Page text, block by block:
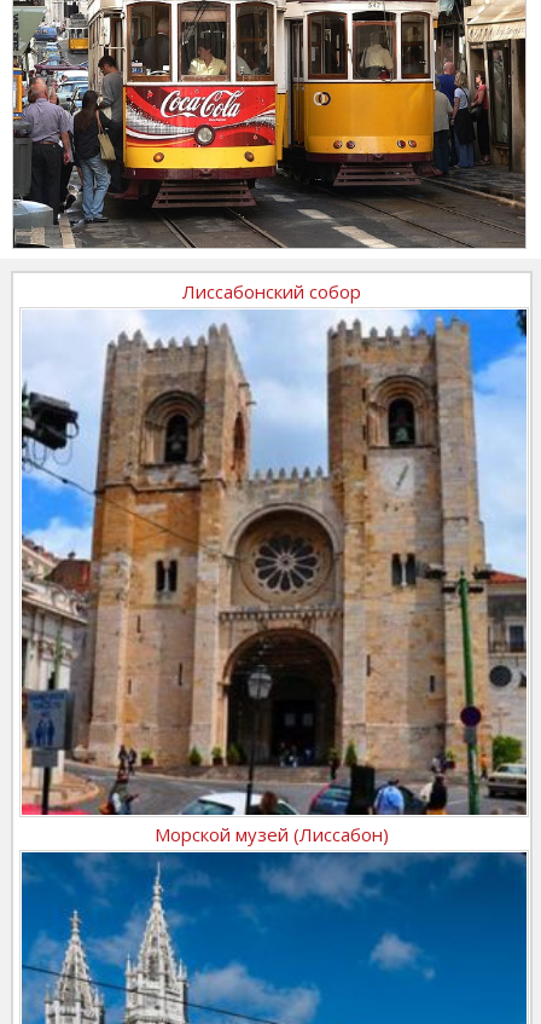
Лиссабонский собор
Морской музей (Лиссабон)